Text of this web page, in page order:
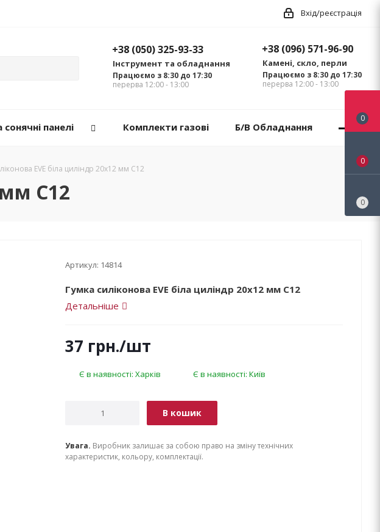
Вхід/реєстрація
+38 (096) 571-96-90
Камені, скло, перли
Працюємо з 8:30 до 17:30
перерва 12:00 - 13:00
+38 (050) 325-93-33
Інструмент та обладнання
Працюємо з 8:30 до 17:30
перерва 12:00 - 13:00
панелі Комплекти газові Б/В Обладнання
EVE біла циліндр 20х12 мм C12
C12
Артикул: 14814
Гумка силіконова EVE біла циліндр 20х12 мм C12
Детальніше
37 грн./шт
Є в наявності: Харків Є в наявності: Київ
В кошик
Увага. Виробник залишає за собою право на зміну технічних
характеристик, кольору, комплектації.
0
0
0